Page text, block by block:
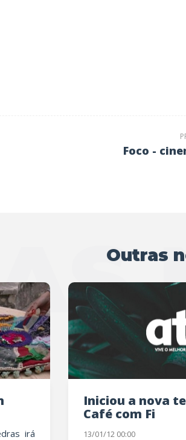
foco -
Outras
irá
Iniciou a nova temporada do
Café com Fi
13/01/12 00:00